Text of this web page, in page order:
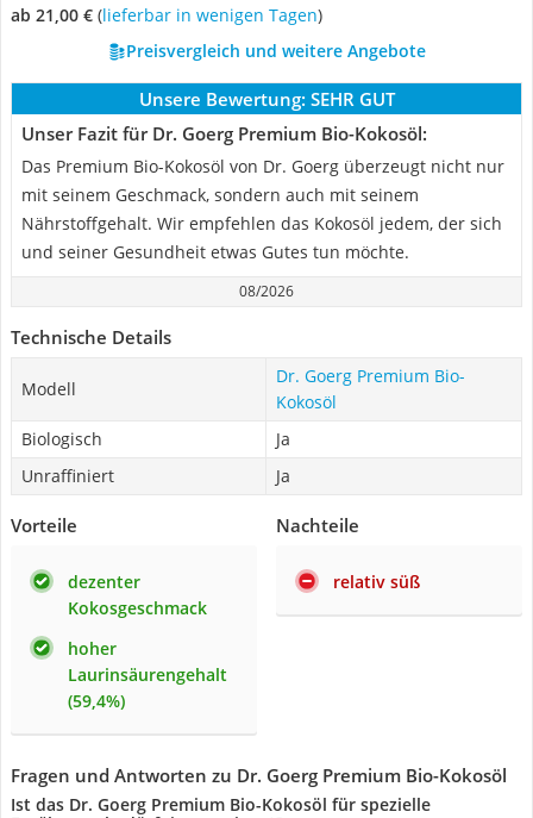
ab 21,00 € ( Lieferbar in wenigen Tagen)
Preisvergleich und weitere Angebote
Unsere Bewertung: SEHR GUT
Unser Fazit für Dr. Goerg Premium Bio-Kokosöl:
Das Premium Bio-Kokosöl von Dr. Goerg überzeugt nicht nur
mit seinem Geschmack, sondern auch mit seinem
Nährstoffgehalt. Wir empfehlen das Kokosöl jedem, der sich
und seiner Gesundheit etwas Gutes tun möchte.
08/2026
Technische Details
Modell
Dr. Goerg Premium Bio-
Kokosöl
Biologisch
Ja
Unraffiniert
Ja
Vorteile
dezenter
Kokosgeschmack
hoher
Laurinsäurengehalt
(59,4%)
Nachteile
relativ süß
Fragen und Antworten zu Dr. Goerg Premium Bio-Kokosöl
Ist das Dr. Goerg Premium Bio-Kokosöl für spezielle